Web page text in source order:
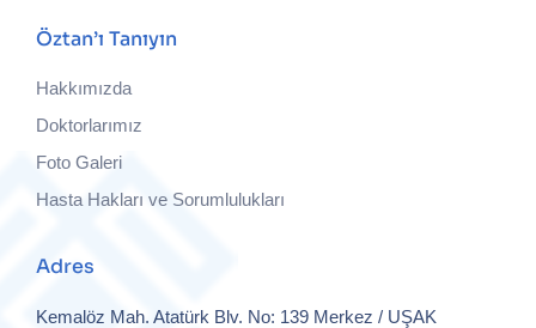
Öztan’ı Tanıyın
Hakkımızda
Doktorlarımız
Foto Galeri
Hasta Hakları ve Sorumlulukları
Adres
Kemalöz Mah. Atatürk Blv. No: 139 Merkez / UŞAK